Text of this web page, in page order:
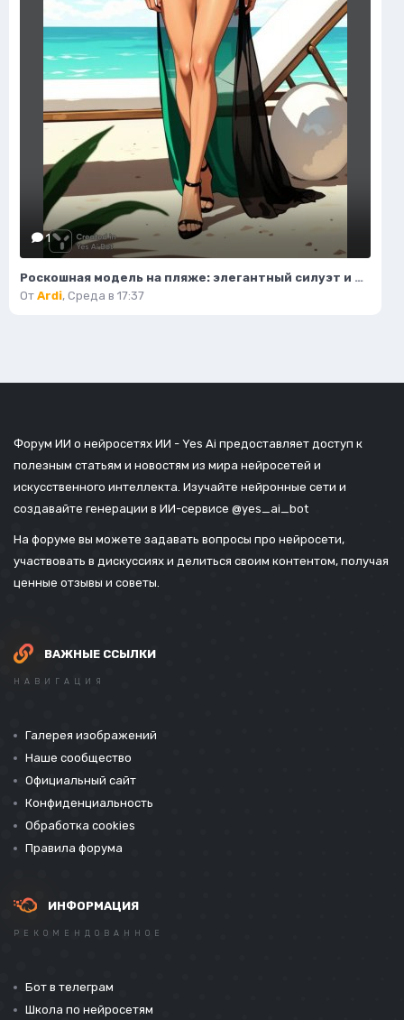
1
Роскошная модель на пляже: элегантный силуэт и изысканный стиль. Картинка из нейросети Flux.1
От Ardi, Среда в 17:37
Форум ИИ о нейросетях ИИ - Yes Ai предоставляет доступ к
полезным статьям и новостям из мира нейросетей и
искусственного интеллекта. Изучайте нейронные сети и
создавайте генерации в ИИ-сервисе @yes_ai_bot
На форуме вы можете задавать вопросы про нейросети,
участвовать в дискуссиях и делиться своим контентом, получая
ценные отзывы и советы.
ВАЖНЫЕ ССЫЛКИ
НАВИГАЦИЯ
Галерея изображений
Наше сообщество
Официальный сайт
Конфиденциальность
Обработка cookies
Правила форума
ИНФОРМАЦИЯ
РЕКОМЕНДОВАННОЕ
Бот в телеграм
Школа по нейросетям